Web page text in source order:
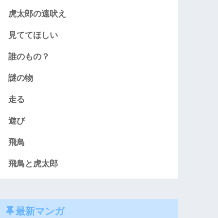
虎太郎の遠吠え
見ててほしい
誰のもの？
謎の物
走る
遊び
飛鳥
飛鳥と虎太郎
最新マンガ